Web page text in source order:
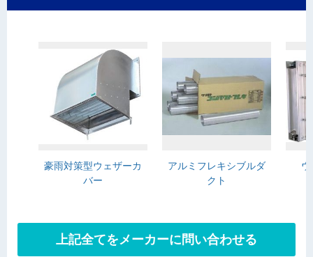
豪雨対策型ウェザーカ
バー
アルミフレキシブルダ
クト
上記全てをメーカーに問い合わせる